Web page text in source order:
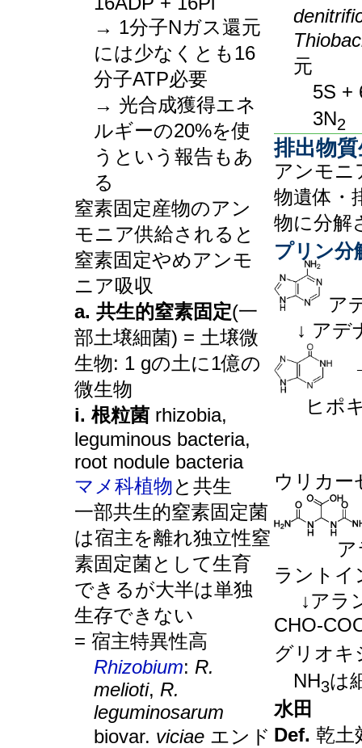
→ 1分子Nガス還元
には少なくとも16
分子ATP必要
→ 光合成獲得エネ
ルギーの20%を使
うという報告もあ
る
窒素固定産物のアン
モニア供給されると
窒素固定やめアンモ
ニア吸収
a. 共生的窒素固定(一
部土壌細菌) = 土壌微
生物: 1 gの土に1億の
微生物
i. 根粒菌 rhizobia,
leguminous bacteria,
root nodule bacteria
マメ科植物と共生
一部共生的窒素固定菌
は宿主を離れ独立性窒
素固定菌として生育
できるが大半は単独
生存できない
= 宿主特異性高
Rhizobium: R.
melioti, R.
leguminosarum
biovar. viciae エンド
元
5S +
3N2
排出物
アンモニ
物遺体・
物に分解
プリン分
ア
↓ ア
ヒポ
ウリカー
ラントイ
↓アラ
CHO-
グリオキ
NH3は
水田
Def. 乾土